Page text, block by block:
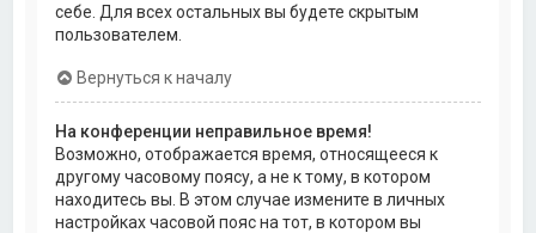
себе. Для всех остальных вы будете скрытым
пользователем.
Вернуться к началу
На конференции неправильное время!
Возможно, отображается время, относящееся к
другому часовому поясу, а не к тому, в котором
находитесь вы. В этом случае измените в личных
настройках часовой пояс на тот, в котором вы